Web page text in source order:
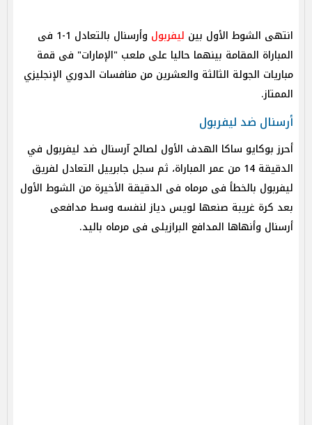
انتهى الشوط الأول بين ليفربول
وأرسنال بالتعادل 1-1 فى
المباراة المقامة بينهما حاليا على ملعب "الإمارات" فى قمة
مباريات الجولة الثالثة والعشرين من منافسات الدوري الإنجليزي
الممتاز.
أرسنال ضد ليفربول
أحرز بوكايو ساكا الهدف الأول لصالح آرسنال ضد ليفربول في
الدقيقة 14 من عمر المباراة، ثم سجل جابرييل التعادل لفريق
ليفربول بالخطأ فى مرماه فى الدقيقة الأخيرة من الشوط الأول
بعد كرة غريبة صنعها لويس دياز لنفسه وسط مدافعى
أرسنال وأنهاها المدافع البرازيلى فى مرماه باليد.